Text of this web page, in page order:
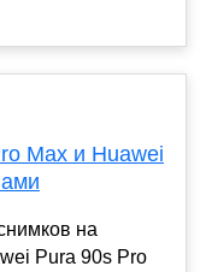
Max и Huawei
на
Pura 90s Pro